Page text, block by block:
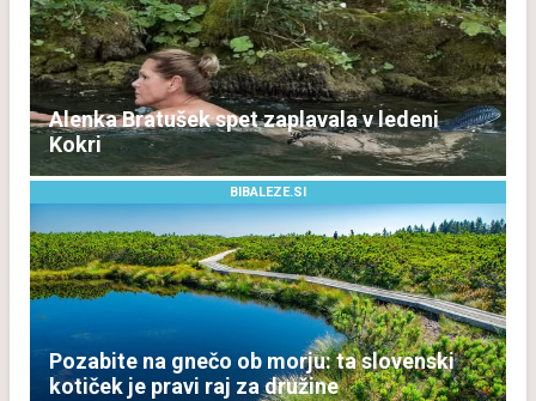
Alenka Bratušek spet zaplavala v ledeni
Kokri
BIBALEZE.SI
Pozabite na gnečo ob morju: ta slovenski
kotiček je pravi raj za družine